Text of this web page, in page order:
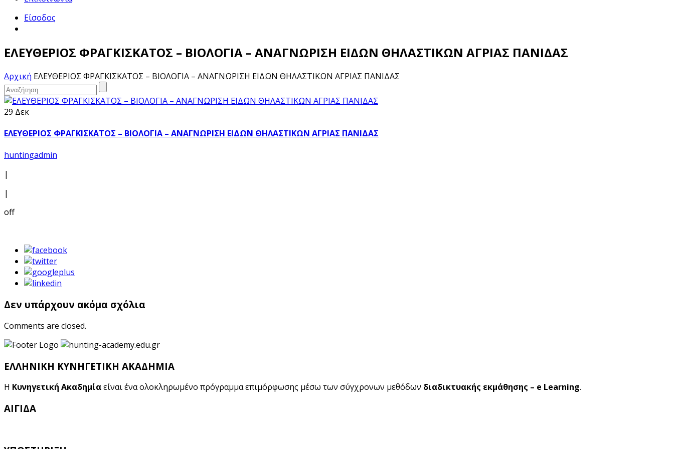
Είσοδος
ΕΛΕΥΘΕΡΙΟΣ ΦΡΑΓΚΙΣΚΑΤΟΣ – ΒΙΟΛΟΓΙΑ – ΑΝΑΓΝΩΡΙΣΗ ΕΙΔΩΝ ΘΗΛΑΣΤΙΚΩΝ ΑΓΡΙΑΣ ΠΑΝΙΔΑΣ
Αρχική ΕΛΕΥΘΕΡΙΟΣ ΦΡΑΓΚΙΣΚΑΤΟΣ – ΒΙΟΛΟΓΙΑ – ΑΝΑΓΝΩΡΙΣΗ ΕΙΔΩΝ ΘΗΛΑΣΤΙΚΩΝ ΑΓΡΙΑΣ ΠΑΝΙΔΑΣ
29 Δεκ
ΕΛΕΥΘΕΡΙΟΣ ΦΡΑΓΚΙΣΚΑΤΟΣ – ΒΙΟΛΟΓΙΑ – ΑΝΑΓΝΩΡΙΣΗ ΕΙΔΩΝ ΘΗΛΑΣΤΙΚΩΝ ΑΓΡΙΑΣ ΠΑΝΙΔΑΣ
huntingadmin
|
|
off
Δεν υπάρχουν ακόμα σχόλια
Comments are closed.
ΕΛΛΗΝΙΚΗ ΚΥΝΗΓΕΤΙΚΗ ΑΚΑΔΗΜΙΑ
Η Κυνηγετική Ακαδημίαείναι ένα ολοκληρωμένο πρόγραμμα επιμόρφωσης μέσω των σύγχρονων μεθόδων διαδικτυακής εκμάθησης – e Learning.
ΑΙΓΙΔΑ